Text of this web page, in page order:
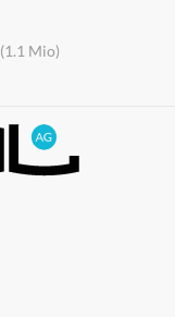
(1.1 Mio)